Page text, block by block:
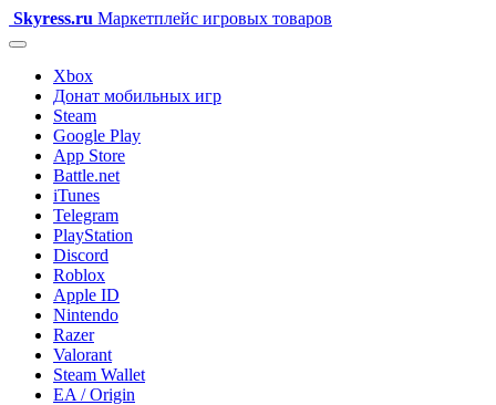
Skyress.ru Маркетплейс игровых товаров
Xbox
Донат мобильных игр
Steam
Google Play
App Store
Battle.net
iTunes
Telegram
PlayStation
Discord
Roblox
Apple ID
Nintendo
Razer
Valorant
Steam Wallet
EA / Origin